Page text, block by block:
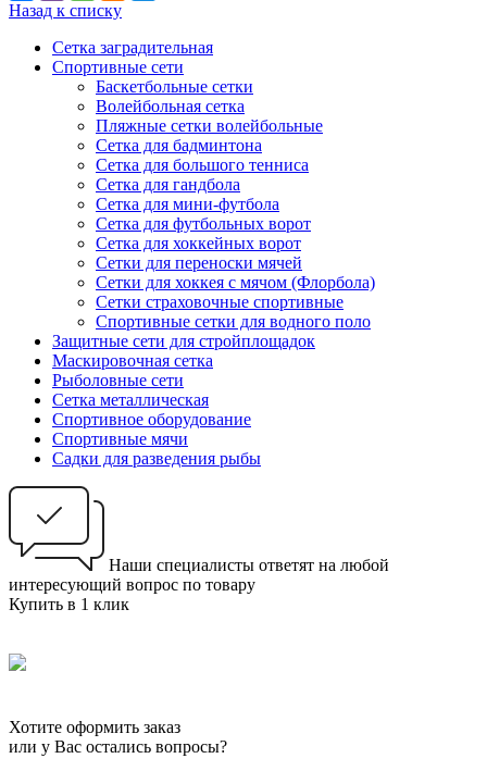
Назад к списку
Сетка заградительная
Спортивные сети
Баскетбольные сетки
Волейбольная сетка
Пляжные сетки волейбольные
Сетка для бадминтона
Сетка для большого тенниса
Сетка для гандбола
Сетка для мини-футбола
Сетка для футбольных ворот
Сетка для хоккейных ворот
Сетки для переноски мячей
Сетки для хоккея с мячом (Флорбола)
Сетки страховочные спортивные
Спортивные сетки для водного поло
Защитные сети для стройплощадок
Маскировочная сетка
Рыболовные сети
Сетка металлическая
Спортивное оборудование
Спортивные мячи
Садки для разведения рыбы
Наши специалисты ответят на любой
интересующий вопрос по товару
Купить в 1 клик
Хотите оформить заказ
или у Вас остались вопросы?